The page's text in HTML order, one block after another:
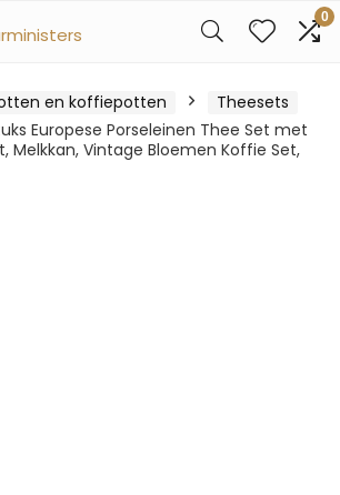
0
en koffiepotten
Theesets
Europese Porseleinen Thee Set met
Melkkan, Vintage Bloemen Koffie Set,